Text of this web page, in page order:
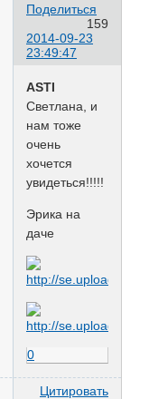
Поделиться
159
2014-09-23
23:49:47
ASTI
Светлана, и
нам тоже
очень
хочется
увидеться!!!!!
Эрика на
даче
0
Цитировать